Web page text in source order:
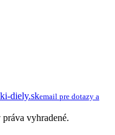
diely.skemail pre dotazy a
vyhradené.